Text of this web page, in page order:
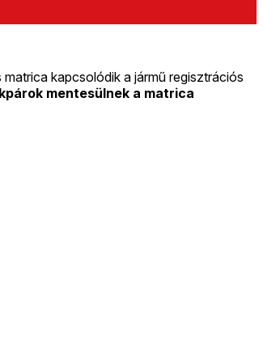
kapcsolódik a jármű regisztrációs
mentesülnek a matrica